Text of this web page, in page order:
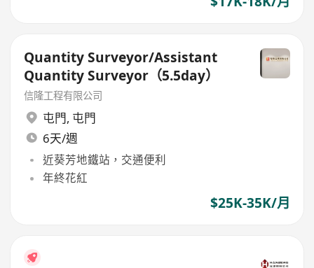
Quantity Surveyor/Assistant
Quantity Surveyor（5.5day）
信隆工程有限公司
屯門, 屯門
6天/週
近葵芳地鐵站，交通便利
年終花紅
$25K-35K/月